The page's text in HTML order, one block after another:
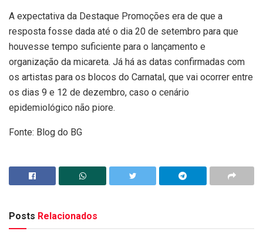
A expectativa da Destaque Promoções era de que a
resposta fosse dada até o dia 20 de setembro para que
houvesse tempo suficiente para o lançamento e
organização da micareta. Já há as datas confirmadas com
os artistas para os blocos do Carnatal, que vai ocorrer entre
os dias 9 e 12 de dezembro, caso o cenário
epidemiológico não piore.
Fonte: Blog do BG
Posts Relacionados